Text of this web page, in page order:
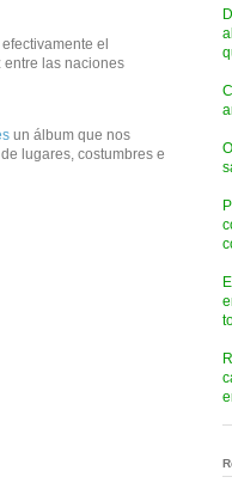
el
entre las naciones
un álbum que nos
lugares, costumbres e